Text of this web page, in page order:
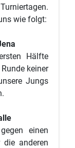
wie folgt:
Hälfte
keiner
Jungs
einen
die anderen